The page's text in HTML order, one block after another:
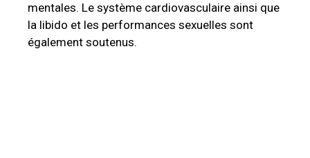
mentales. Le système cardiovasculaire ainsi que
la libido et les performances sexuelles sont
également soutenus.